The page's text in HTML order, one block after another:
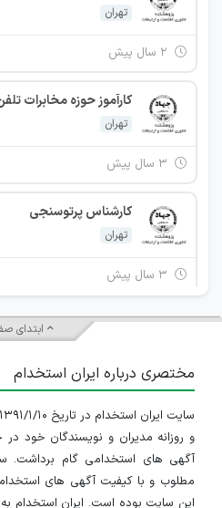
تهران
کارآموز حوزه مخابرات
تهران
کارشناس پرتوسنجی
تهران
استخدام کارشناس
آذربایجان شرقی
۳ سال پیش
کارشناس پرتوسنجی
اصفهان
۳ سال پیش
ابتدای
مختصری درباره ایران استخدام
و روزانه مدیران و نویسندگان خود
آگهی های استخدامی گام برداشت.
مطلوب و با کیفیت آگهی های
این سایت بوده است. ایران